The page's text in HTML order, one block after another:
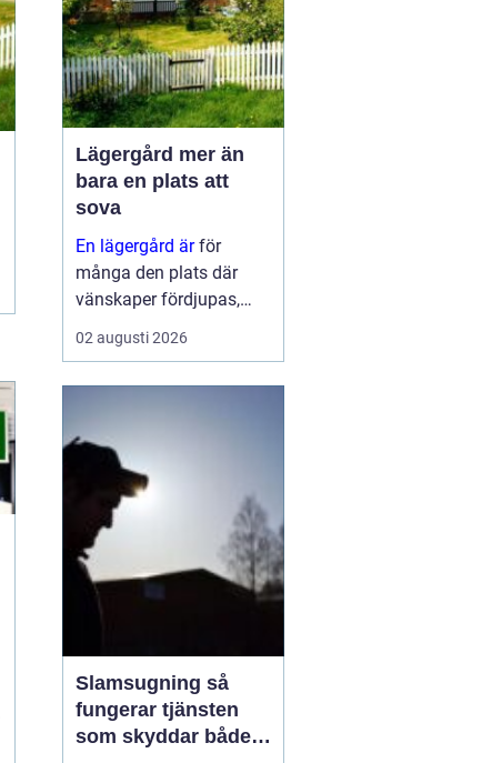
Lägergård mer än
bara en plats att
sova
En lägergård ärför
många den plats där
vänskaper fördjupas,
grupper formas och
viktiga samtal får tid och
konfirmationsläger,
föreningshelg, skolresa
eller konferens med
övernattning, ...
02 augusti 2026
Slamsugning så
fungerar tjänsten
som skyddar både